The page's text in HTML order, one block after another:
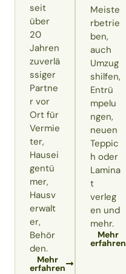
seit
über
20
Jahren
zuverlä
ssiger
Partne
r vor
Ort für
Vermie
ter,
Hausei
gentü
mer,
Hausv
erwalt
er,
Behör
den.
Mehr
erfahren
Meiste
rbetrie
ben,
auch
Umzug
shilfen,
Entrü
mpelu
ngen,
neuen
Teppic
h oder
Lamina
t
verleg
en und
mehr.
Mehr
erfahren